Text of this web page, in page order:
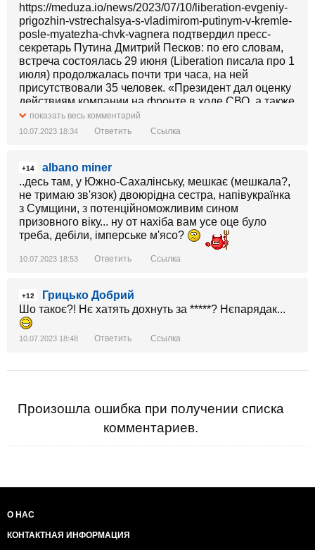
https://meduza.io/news/2023/07/10/liberation-evgeniy-
prigozhin-vstrechalsya-s-vladimirom-putinym-v-kremle-
posle-myatezha-chvk-vagnera подтвердил пресс-
секретарь Путина Дмитрий Песков: по его словам,
встреча состоялась 29 июня (Liberation писала про 1
июля) продолжалась почти три часа, на ней
присутствовали 35 человек. «Президент дал оценку
действиям компании на фронте в ходе СВО, а также
дал свою оценку событиям 24 июня», - сказал
Песков. При этом непосредственно 29 июня
https://ria.ru/20230629/prigozhin-1881109341.html
уверял , что в Кремле не знают, где находится
основатель ЧВК Вагнера.
========================
Страна с непредсказуемым прошлым.
показать весь комментарий
10.07.2023 18:34 Ответить Ссылка
+14
albano miner
..десь там, у Южно-Сахалінську, мешкає (мешкала?,
не тримаю зв'язок) двоюрідна сестра, напівукраїнка
з Сумщини, з потенційноможливим сином
призовного віку... ну от нахіба вам усе оце було
треба, дебіли, імперське м'ясо?
10.07.2023 18:53 Ответить Ссылка
+12
Грицько Добрий
Шо такоє?! Нє хатять дохнуть за *****? Нєпарядак...
10.07.2023 18:48 Ответить Ссылка
Произошла ошибка при получении списка
комментариев.
О НАС
КОНТАКТНАЯ ИНФОРМАЦИЯ